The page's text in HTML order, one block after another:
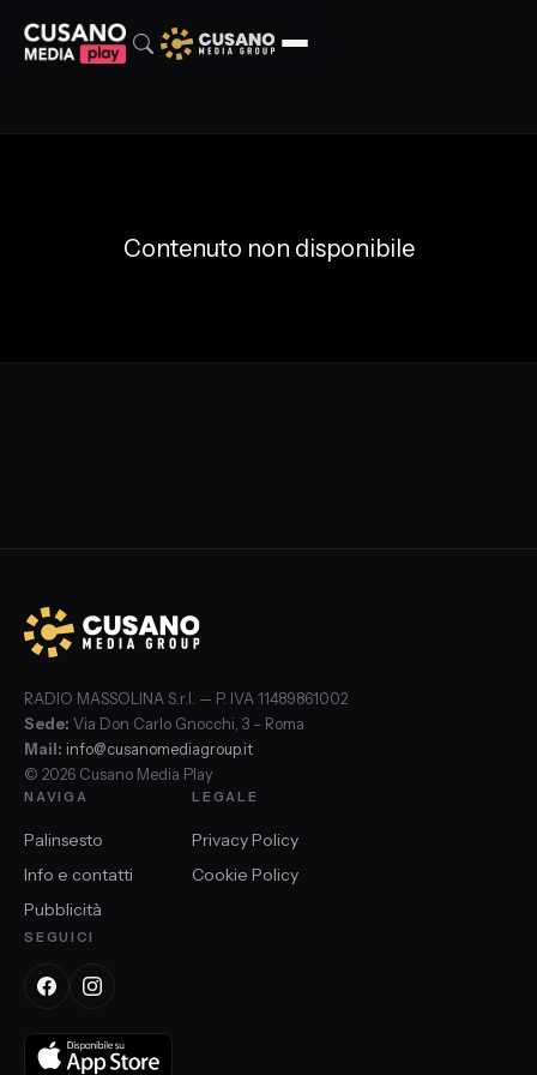
Contenuto non disponibile
RADIO MASSOLINA S.r.l. — P. IVA 11489861002
Sede: Via Don Carlo Gnocchi, 3 – Roma
Mail: info@cusanomediagroup.it
© 2026 Cusano Media Play
NAVIGA
Palinsesto
Info e contatti
Pubblicità
LEGALE
Privacy Policy
Cookie Policy
SEGUICI